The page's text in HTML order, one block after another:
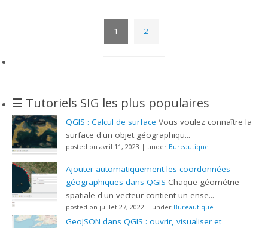
1 2
☰ Tutoriels SIG les plus populaires
QGIS : Calcul de surface Vous voulez connaître la
surface d'un objet géographiqu...
posted on avril 11, 2023 | under Bureautique
Ajouter automatiquement les coordonnées
géographiques dans QGIS Chaque géométrie
spatiale d'un vecteur contient un ense...
posted on juillet 27, 2022 | under Bureautique
GeoJSON dans QGIS : ouvrir, visualiser et